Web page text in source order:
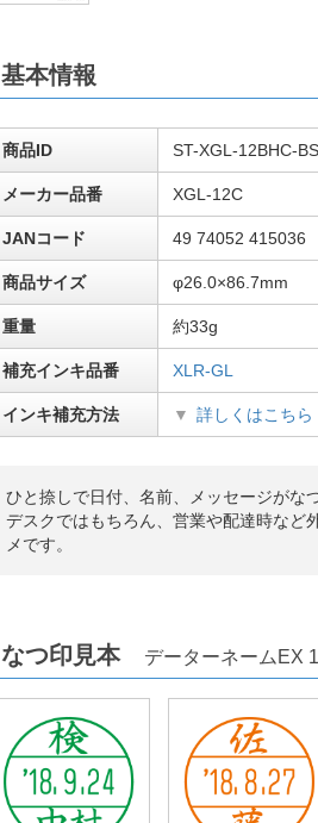
基本情報
商品ID ST-XGL-12BHC-
メーカー品番 XGL-12C
JANコード 49 74052 415036
商品サイズ φ26.0×86.7mm
重量 約33g
補充インキ品番 XLR-GL
インキ補充方法 詳しくはこちら
ひと捺しで日付、名前、メッセージがな
デスクではもちろん、営業や配達時など
メです。
なつ印見本 データーネームEX